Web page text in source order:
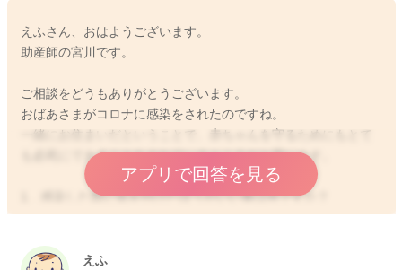
えふさん、おはようございます。
助産師の宮川です。
ご相談をどうもありがとうございます。
おばあさまがコロナに感染をされたのですね。
一緒にお住まいだということで、赤ちゃんを守るためにもとて
も必死にできることをされているところだと思います。
1、感染した際に気を付けたほうがいい事は何ですか？
イントをとてもわかりやすくまとめられているものがありま
アプリで回答を見る
えふ